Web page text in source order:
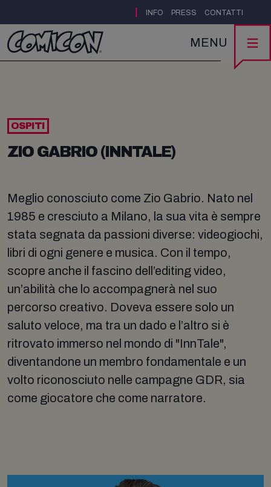
INFO PRESS CONTATTI
MENU
OSPITI
ZIO GABRIO (INNTALE)
Meglio conosciuto come Zio Gabrio. Nato nel
1985 e cresciuto a Milano, la sua vita è sempre
stata segnata da passioni diverse: videogiochi,
libri di ogni genere e musica. Con il tempo,
scopre anche il fascino dell’editing video,
un’abilità che lo accompagnerà nel suo
percorso creativo. Doveva essere solo un
saluto veloce, ma tra un dado e l’altro si è
ritrovato immerso nel mondo di "InnTale",
diventandone un membro fondamentale e un
volto riconosciuto nelle campagne GDR, sia
come giocatore che come narratore.